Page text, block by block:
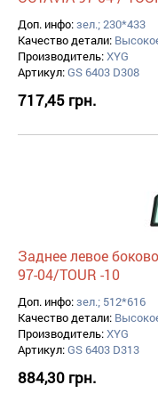
Доп. инфо:зел.; 230*433
Качество детали:
Производитель:XYG
Артикул:GS 6403 D308
717,45 грн.
Заднее левое
97-04/TOUR -10
Доп. инфо:зел.; 512*616
Качество детали:
Производитель:XYG
Артикул:GS 6403 D313
884,30 грн.